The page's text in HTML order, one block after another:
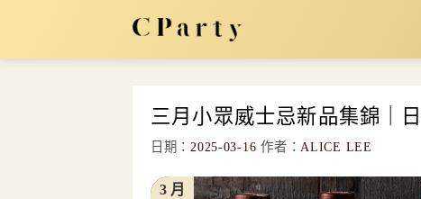
content
三月小眾威士忌新品集錦｜
日期： 2025-03-16 作者： ALICE LEE
3 月